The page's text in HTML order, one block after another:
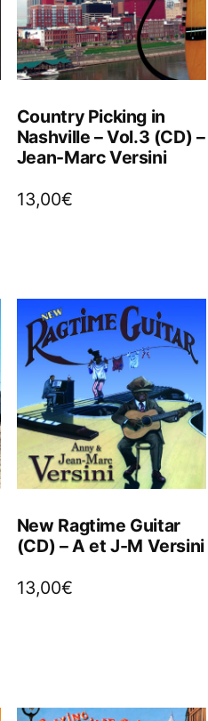
Country Picking in
Nashville – Vol.3 (CD) –
Jean-Marc Versini
13,00€
New Ragtime Guitar
(CD) – A et J-M Versini
13,00€